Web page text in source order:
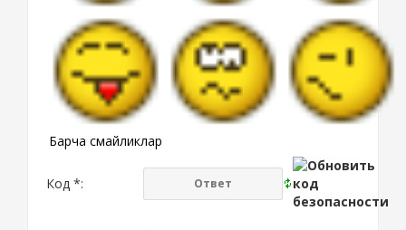
Барча смайликлар
Код *: